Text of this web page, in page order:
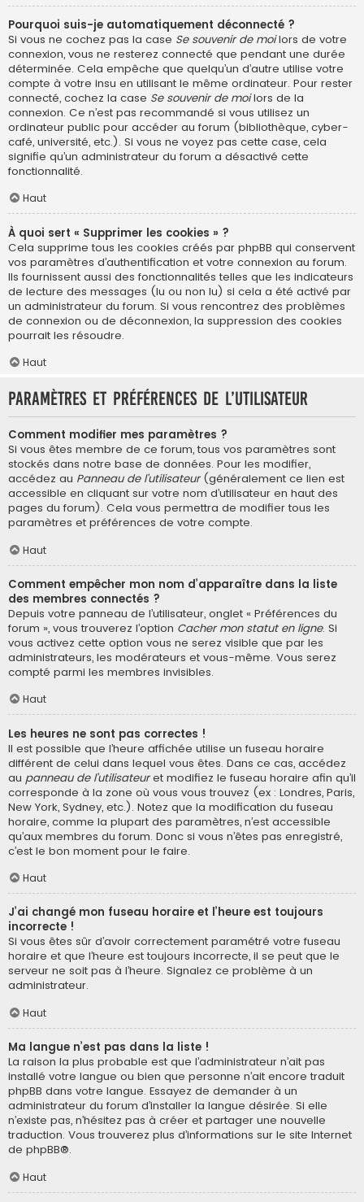
Pourquoi suis-je automatiquement déconnecté ?
Si vous ne cochez pas la case Se souvenir de moilors de votre
connexion, vous ne resterez connecté que pendant une durée
déterminée. Cela empêche que quelqu’un d’autre utilise votre
compte à votre insu en utilisant le même ordinateur. Pour rester
connecté, cochez la case Se souvenir de moilors de la
connexion. Ce n’est pas recommandé si vous utilisez un
ordinateur public pour accéder au forum (bibliothèque, cyber-
café, université, etc.). Si vous ne voyez pas cette case, cela
signifie qu’un administrateur du forum a désactivé cette
fonctionnalité.
Haut
À quoi sert « Supprimer les cookies » ?
Cela supprime tous les cookies créés par phpBB qui conservent
vos paramètres d’authentification et votre connexion au forum.
Ils fournissent aussi des fonctionnalités telles que les indicateurs
de lecture des messages (lu ou non lu) si cela a été activé par
un administrateur du forum. Si vous rencontrez des problèmes
de connexion ou de déconnexion, la suppression des cookies
pourrait les résoudre.
Haut
Paramètres et préférences de l’utilisateur
Comment modifier mes paramètres ?
Si vous êtes membre de ce forum, tous vos paramètres sont
stockés dans notre base de données. Pour les modifier,
accédez au Panneau de l’utilisateur(généralement ce lien est
accessible en cliquant sur votre nom d’utilisateur en haut des
pages du forum). Cela vous permettra de modifier tous les
paramètres et préférences de votre compte.
Haut
Comment empêcher mon nom d’apparaître dans la liste
des membres connectés ?
Depuis votre panneau de l’utilisateur, onglet « Préférences du
forum », vous trouverez l’option Cacher mon statut en ligne. Si
vous activez cette option vous ne serez visible que par les
administrateurs, les modérateurs et vous-même. Vous serez
compté parmi les membres invisibles.
Haut
Les heures ne sont pas correctes !
Il est possible que l’heure affichée utilise un fuseau horaire
différent de celui dans lequel vous êtes. Dans ce cas, accédez
au panneau de l’utilisateuret modifiez le fuseau horaire afin qu’il
corresponde à la zone où vous vous trouvez (ex : Londres, Paris,
New York, Sydney, etc.). Notez que la modification du fuseau
horaire, comme la plupart des paramètres, n’est accessible
qu’aux membres du forum. Donc si vous n’êtes pas enregistré,
c’est le bon moment pour le faire.
Haut
J’ai changé mon fuseau horaire et l’heure est toujours
incorrecte !
Si vous êtes sûr d’avoir correctement paramétré votre fuseau
horaire et que l’heure est toujours incorrecte, il se peut que le
serveur ne soit pas à l’heure. Signalez ce problème à un
administrateur.
Haut
Ma langue n’est pas dans la liste !
La raison la plus probable est que l’administrateur n’ait pas
installé votre langue ou bien que personne n’ait encore traduit
phpBB dans votre langue. Essayez de demander à un
administrateur du forum d’installer la langue désirée. Si elle
n’existe pas, n’hésitez pas à créer et partager une nouvelle
traduction. Vous trouverez plus d’informations sur le site Internet
de phpBB®.
Haut